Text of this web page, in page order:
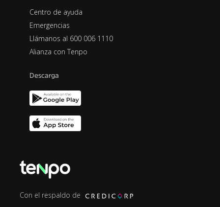
Centro de ayuda
Emergencias
Llámanos al 600 006 1110
Alianza con Tenpo
Descarga
Con el respaldo de